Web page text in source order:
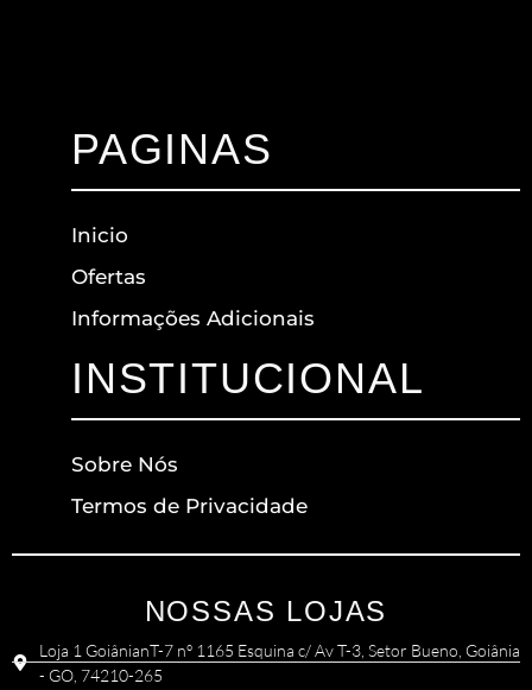
PAGINAS
Inicio
Ofertas
Informações Adicionais
INSTITUCIONAL
Sobre Nós
Termos de Privacidade
NOSSAS LOJAS
Loja 1 GoiânianT-7 nº 1165 Esquina c/ Av T-3, Setor Bueno, Goiânia
- GO, 74210-265